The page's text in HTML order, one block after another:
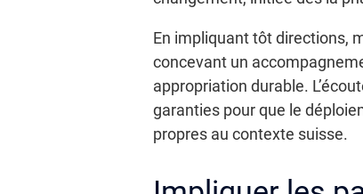
En impliquant tôt directions,
concevant un
appropriation durable.
garanties pour que le
propres au contexte suisse.